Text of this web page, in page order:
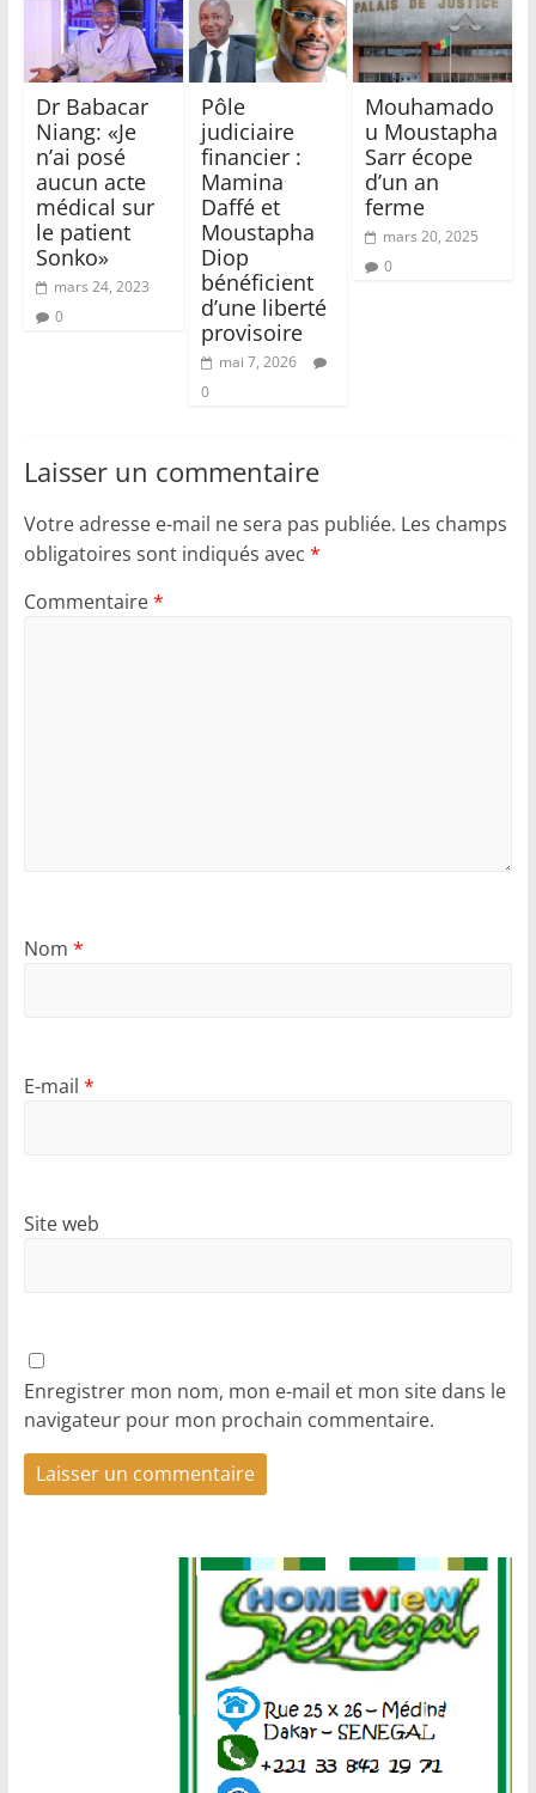
Dr Babacar
Niang: «Je
n’ai posé
aucun acte
médical sur
le patient
Sonko»
mars 24, 2023
0
Pôle
judiciaire
financier :
Mamina
Daffé et
Moustapha
Diop
bénéficient
d’une liberté
provisoire
mai 7, 2026
0
Mouhamado
u Moustapha
Sarr écope
d’un an
ferme
mars 20, 2025
0
Laisser un commentaire
Votre adresse e-mail ne sera pas publiée. Les champs
obligatoires sont indiqués avec *
Commentaire*
Nom *
E-mail *
Site web
Enregistrer mon nom, mon e-mail et mon site dans le
navigateur pour mon prochain commentaire.